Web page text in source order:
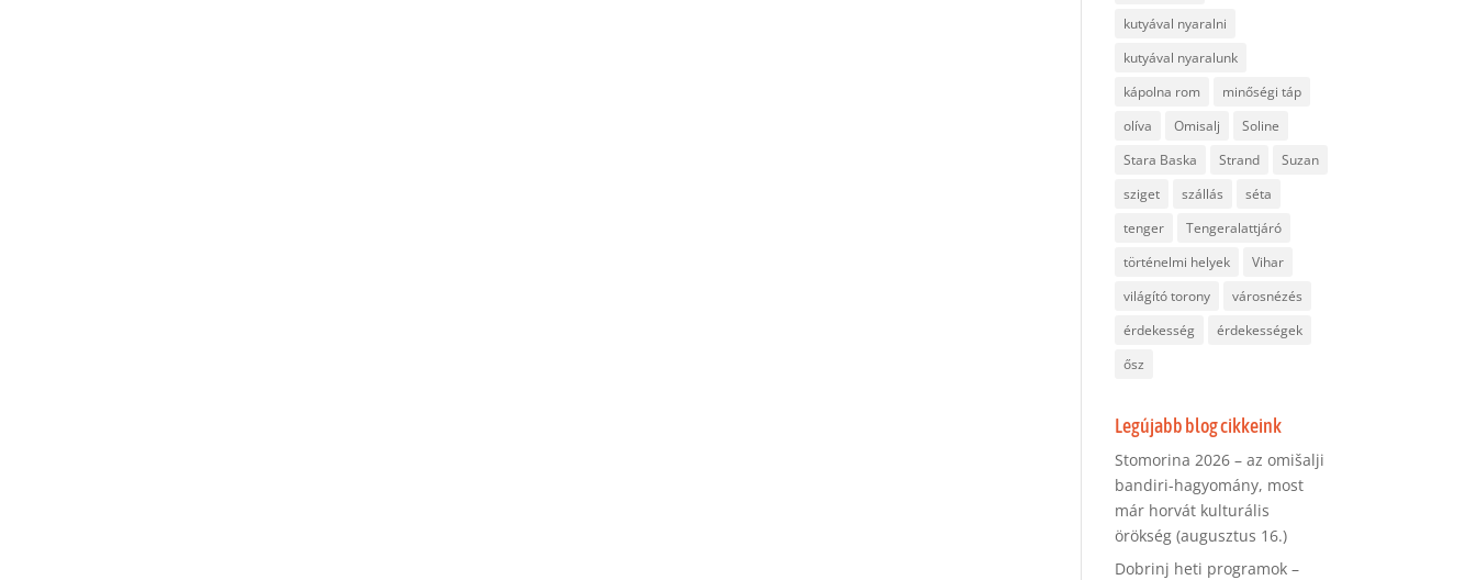
kutyával nyaralni
kutyával nyaralunk
kápolna rom
minőségi táp
olíva
Omisalj
Soline
Stara Baska
Strand
Suzan
sziget
szállás
séta
tenger
Tengeralattjáró
történelmi helyek
Vihar
világító torony
városnézés
érdekesség
érdekességek
ősz
Legújabb blog cikkeink
Stomorina 2026 – az omišalji
bandiri-hagyomány, most
már horvát kulturális
örökség (augusztus 16.)
Dobrinj heti programok –